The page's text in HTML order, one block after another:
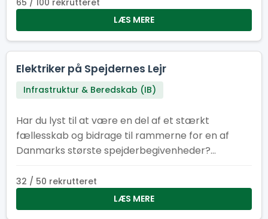
65 / 100 rekrutteret
LÆS MERE
Elektriker på Spejdernes Lejr
Infrastruktur & Beredskab (IB)
Har du lyst til at være en del af et stærkt
fællesskab og bidrage til rammerne for en af
Danmarks største spejderbegivenheder?
medhjælpere til flere perioder før, under og efter
lejren. Uanset om du kan være med i få dage eller
i en længere periode, er din indsats afgørende for,
32 / 50 rekrutteret
LÆS MERE